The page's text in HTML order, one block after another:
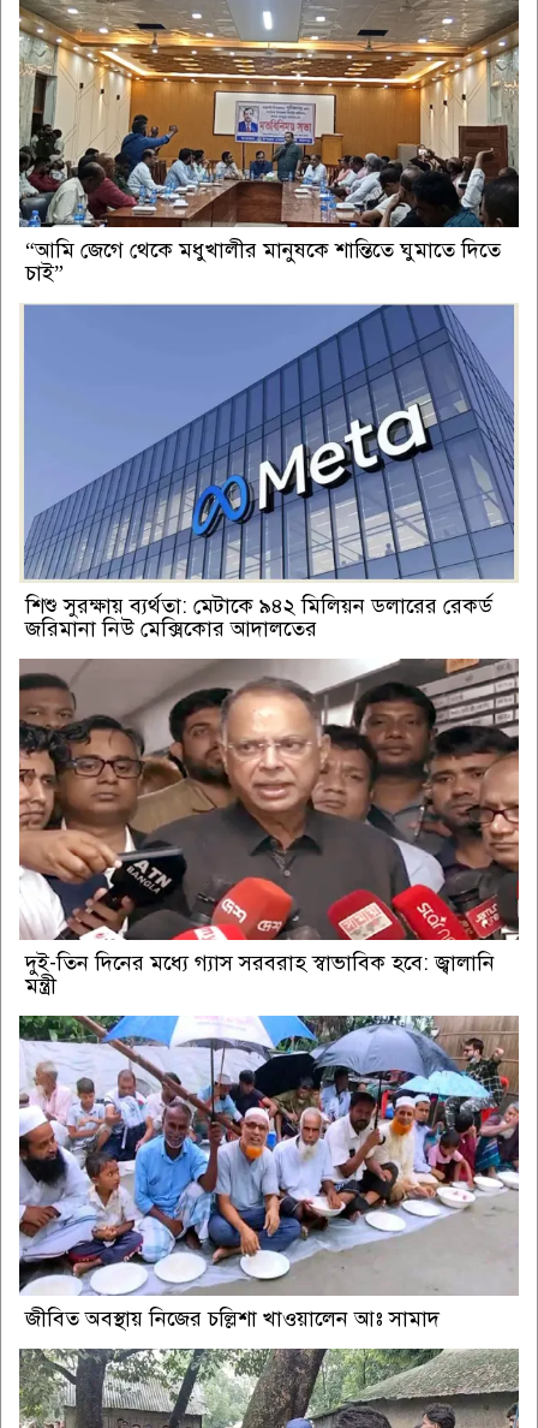
“আমি জেগে থেকে মধুখালীর মানুষকে শান্তিতে ঘুমাতে দিতে
চাই”
শিশু সুরক্ষায় ব্যর্থতা: মেটাকে ৯৪২ মিলিয়ন ডলারের রেকর্ড
জরিমানা নিউ মেক্সিকোর আদালতের
দুই-তিন দিনের মধ্যে গ্যাস সরবরাহ স্বাভাবিক হবে: জ্বালানি
মন্ত্রী
জীবিত অবস্থায় নিজের চল্লিশা খাওয়ালেন আঃ সামাদ